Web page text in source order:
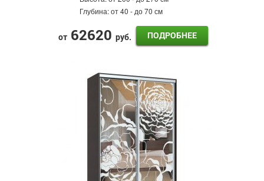
Глубина:от 40 - до 70 см
от 62620 руб. ПОДРОБНЕЕ